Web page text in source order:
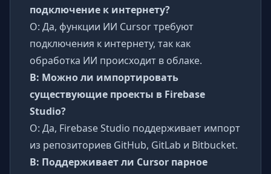
подключение к интернету?
О: Да, функции ИИ Cursor требуют
подключения к интернету, так как
обработка ИИ происходит в облаке.
В: Можно ли импортировать
существующие проекты в Firebase
Studio?
О: Да, Firebase Studio поддерживает импорт
из репозиториев GitHub, GitLab и Bitbucket.
В: Поддерживает ли Cursor парное